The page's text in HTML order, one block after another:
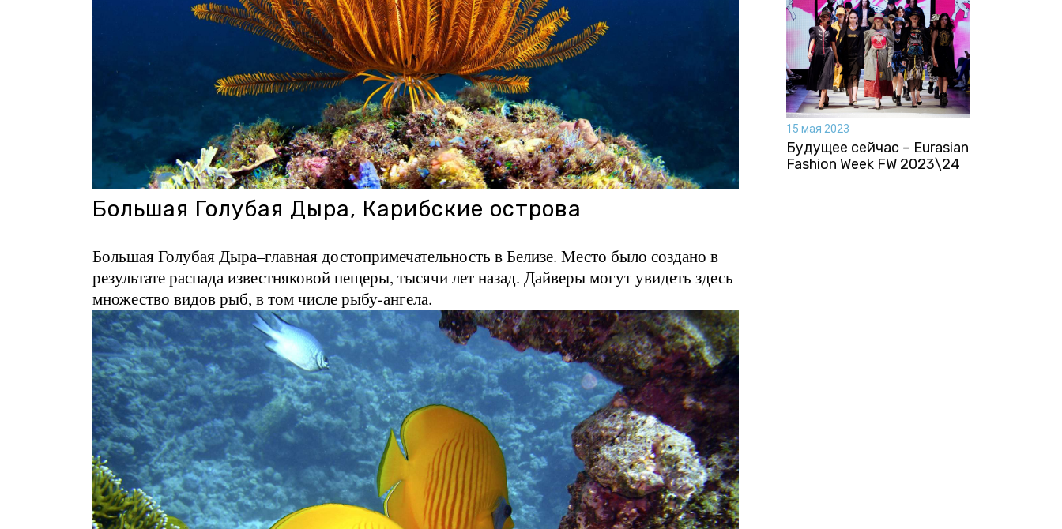
Большая Голубая Дыра, Карибские острова
Большая Голубая Дыра–главная достопримечательность в Белизе. Место было создано в
результате распада известняковой пещеры, тысячи лет назад. Дайверы могут увидеть здесь
множество видов рыб, в том числе рыбу-ангела.
15 мая 2023
Будущее сейчас – Eurasian
Fashion Week FW 2023\24